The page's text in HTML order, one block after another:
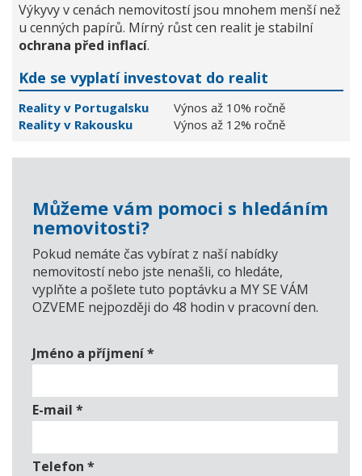
Výkyvy v cenách nemovitostí jsou mnohem menší než
u cenných papírů. Mírný růst cen realit je stabilní
ochrana před inflací.
Kde se vyplatí investovat do realit
Reality v Portugalsku
Výnos až 10% ročně
Reality v Rakousku
Výnos až 12% ročně
Můžeme vám pomoci s hledáním
nemovitosti?
Pokud nemáte čas vybírat z naší nabídky
nemovitostí nebo jste nenašli, co hledáte,
vyplňte a pošlete tuto poptávku a MY SE VÁM
OZVEME nejpozději do 48 hodin v pracovní den.
Jméno a příjmení*
E-mail *
Telefon *